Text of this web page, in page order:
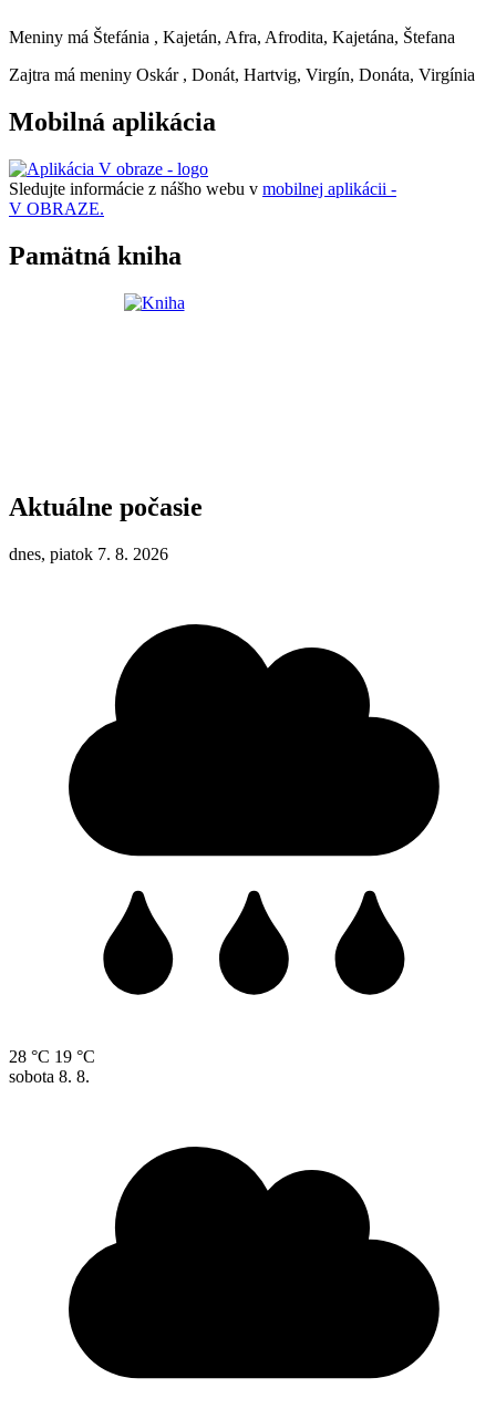
Meniny má Štefánia , Kajetán, Afra, Afrodita, Kajetána, Štefana
Zajtra má meniny Oskár , Donát, Hartvig, Virgín, Donáta, Virgínia
Mobilná aplikácia
Sledujte informácie z nášho webu v mobilnej aplikácii -
V OBRAZE.
Pamätná kniha
Aktuálne počasie
dnes, piatok 7. 8. 2026
28 °C 19 °C
sobota 8. 8.